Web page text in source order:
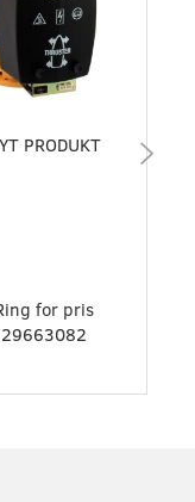
PRODUKT
for pris
29663082